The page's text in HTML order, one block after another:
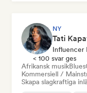
NY
Tati
Influencer
< 100 svar ges
Afrikansk musikBlues
Kommersiell /
Skapa slagkraftiga